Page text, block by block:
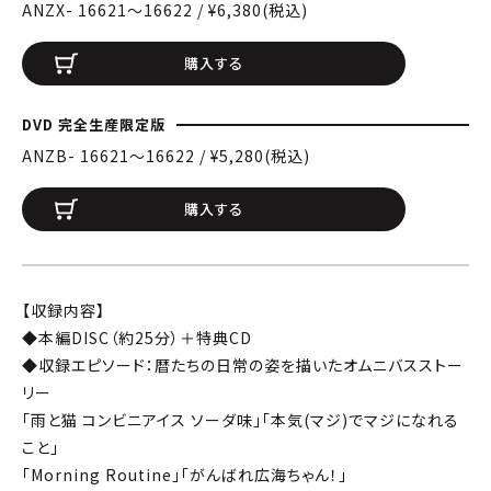
ANZX- 16621〜16622 / ¥6,380(税込)
購入する
DVD 完全生産限定版
ANZB- 16621〜16622 / ¥5,280(税込)
購入する
【収録内容】
◆本編DISC（約25分）＋特典CD
◆収録エピソード：暦たちの日常の姿を描いたオムニバスストー
リー
「雨と猫 コンビニアイス ソーダ味」「本気(マジ)でマジになれる
こと」
「Morning Routine」「がんばれ広海ちゃん！」